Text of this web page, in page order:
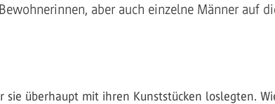
aber auch einzelne Männer auf
sie überhaupt mit ihren Kunststücken loslegten.